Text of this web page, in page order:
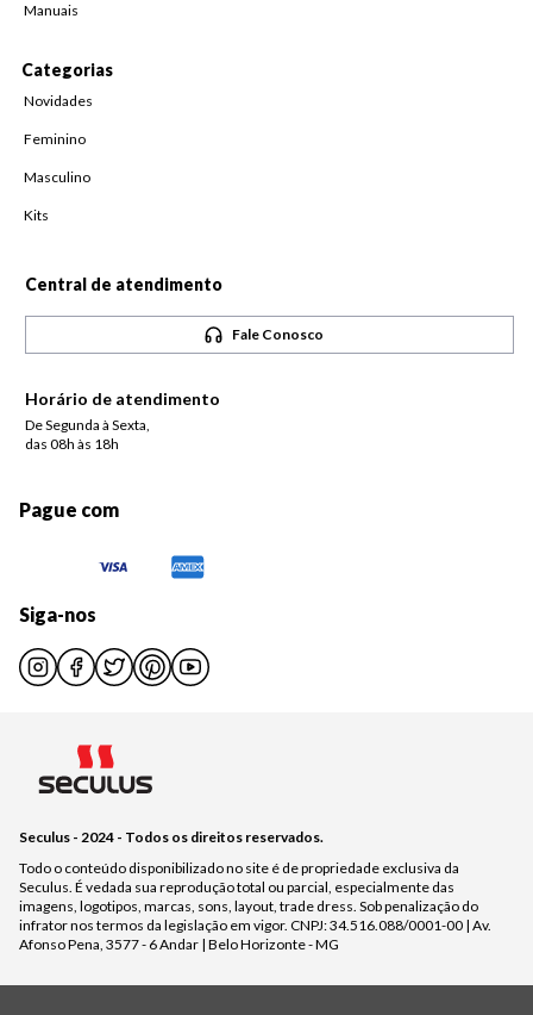
Manuais
Categorias
Novidades
Feminino
Masculino
Kits
Central de atendimento
Fale Conosco
Horário de atendimento
De Segunda à Sexta,
das 08h às 18h
Pague com
Siga-nos
Seculus - 2024 - Todos os direitos reservados.
Todo o conteúdo disponibilizado no site é de propriedade exclusiva da
Seculus. É vedada sua reprodução total ou parcial, especialmente das
imagens, logotipos, marcas, sons, layout, trade dress. Sob penalização do
infrator nos termos da legislação em vigor. CNPJ: 34.516.088/0001-00 | Av.
Afonso Pena, 3577 - 6 Andar | Belo Horizonte - MG